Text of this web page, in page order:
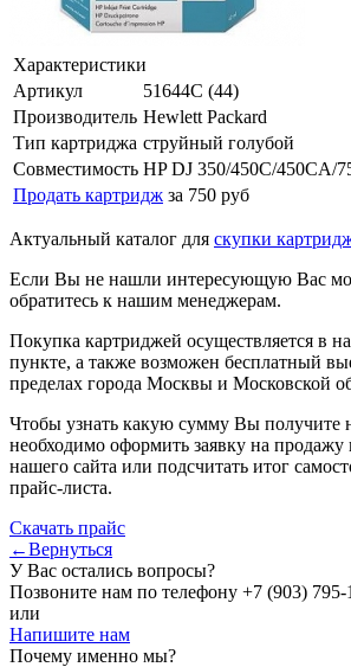
Характеристики
Артикул
51644C (44)
Производитель Hewlett Packard
Тип картриджа струйный голубой
Совместимость HP DJ 350/450C/450CA/
Продать картридж за 750 руб
Актуальный каталог для скупки
Если Вы не нашли интересующую Вас
обратитесь к нашим менеджерам.
Покупка картриджей осуществляется в
пункте, а также возможен бесплатный
пределах города Москвы и Московской
Чтобы узнать какую сумму Вы получите
необходимо оформить заявку на продажу
нашего сайта или подсчитать итог
прайс-листа.
Скачать прайс
←Вернуться
У Вас остались вопросы?
Позвоните нам по телефону +7 (903) 795-
или
Напишите нам
Почему именно мы?